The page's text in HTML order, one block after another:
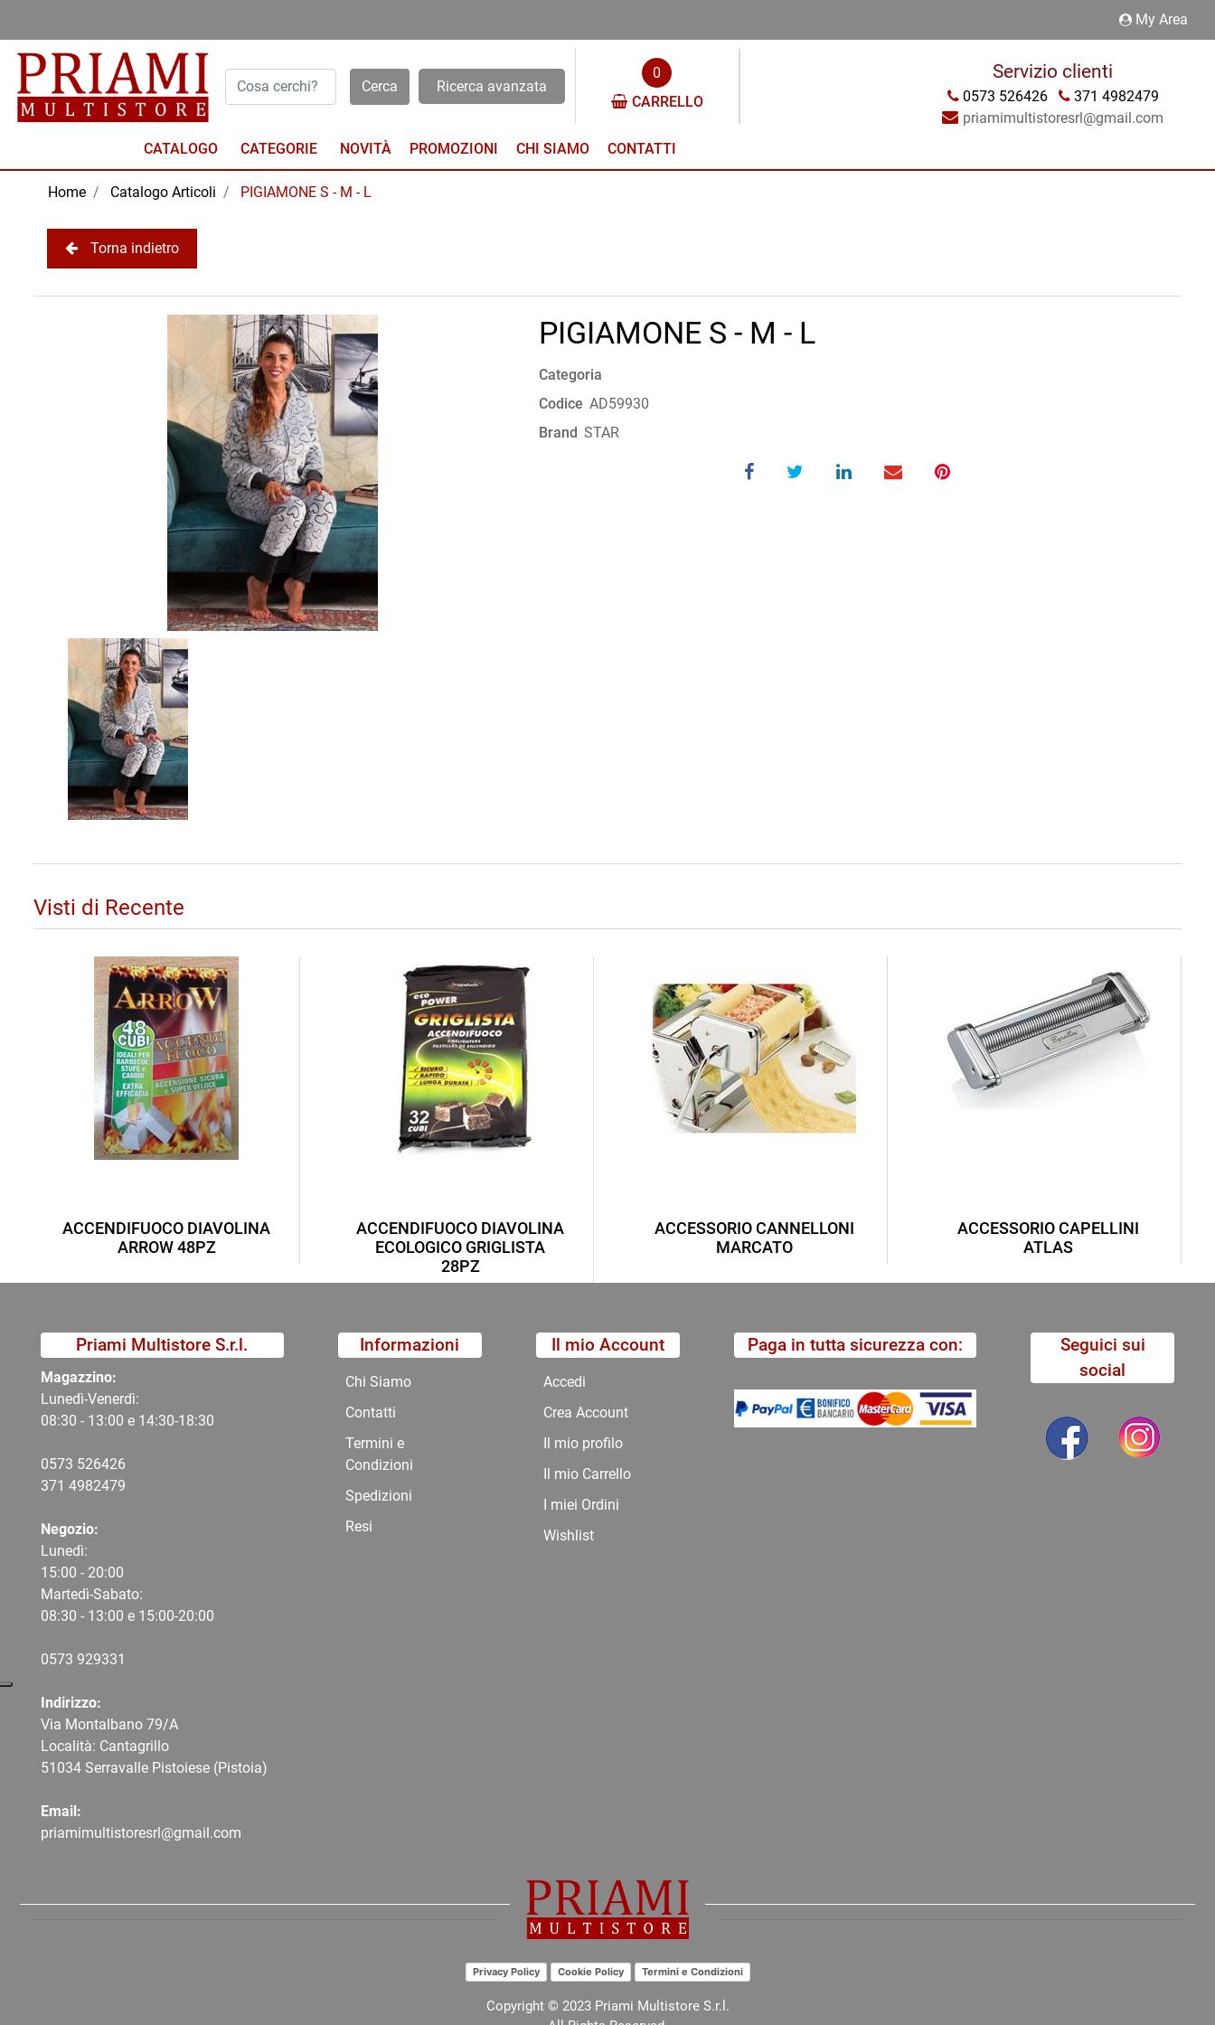
My Area
Ricerca avanzata
0
CARRELLO
Servizio clienti
0573 526426
371 4982479
priamimultistoresrl@gmail.com
CATALOGO
Open menu
NOVITÀ PROMOZIONI CHI SIAMO CONTATTI
Home Catalogo Articoli PIGIAMONE S - M - L
Torna indietro
PIGIAMONE S - M - L
Categoria
Codice AD59930
Brand STAR
Visti di Recente
ACCENDIFUOCO DIAVOLINA
ARROW 48PZ
ACCENDIFUOCO DIAVOLINA
ECOLOGICO GRIGLISTA
28PZ
ACCESSORIO CANNELLONI
MARCATO
ACCESSORIO CAPELLINI
ATLAS
Priami Multistore S.r.l.
Magazzino:
Lunedì-Venerdì:
08:30 - 13:00 e 14:30-18:30
0573 526426
371 4982479
Negozio:
Lunedì:
15:00 - 20:00
Martedì-Sabato:
08:30 - 13:00 e 15:00-20:00
0573 929331
Indirizzo:
Via Montalbano 79/A
Località: Cantagrillo
51034 Serravalle Pistoiese (Pistoia)
Email:
priamimultistoresrl@gmail.com
Informazioni
Chi Siamo
Contatti
Termini e
Condizioni
Spedizioni
Resi
Il mio Account
Accedi
Crea Account
Il mio profilo
Il mio Carrello
I miei Ordini
Wishlist
Paga in tutta sicurezza con:
Seguici sui
social
Privacy Policy Cookie Policy Termini e Condizioni
Copyright © 2023 Priami Multistore S.r.l.